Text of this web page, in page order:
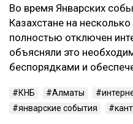
Во время Январских
Казахстане на
полностью отключен
объясняли это
беспорядками и
КНБ Алматы
январские события